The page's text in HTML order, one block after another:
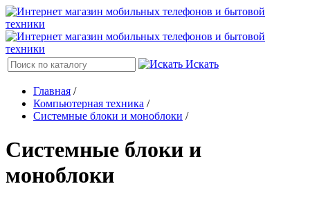
Искать
Главная /
Компьютерная техника /
Системные блоки и моноблоки /
Системные блоки и
моноблоки